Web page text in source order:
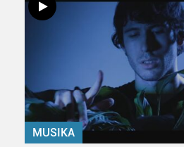
bazkideen zerrenda, beren ustez
duten interes legitimoa eta horren
dezakezun ikusteko.
Lortu zure datu pertsonalak
buruzko informazio gehiago eta
datuen atalean. Edozein unetan
zure baimena Cookieen
MUSIKA